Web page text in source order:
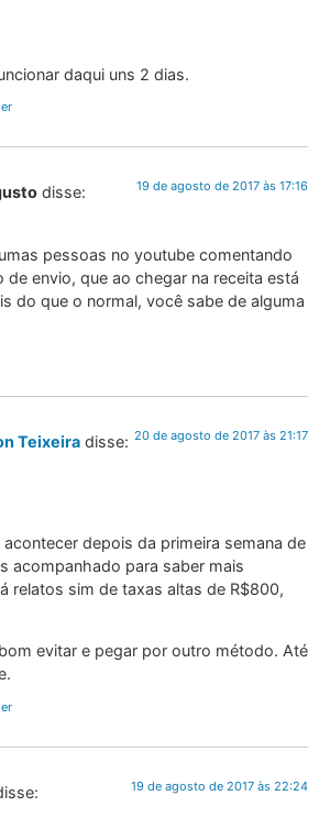
daqui uns 2 dias.
disse: 19 de agosto de 2017 às 17:16
pessoas no youtube comentando
envio, que ao chegar na receita está
do que o normal, você sabe de alguma
Teixeira disse: 20 de agosto de 2017 às 21:17
depois da primeira semana de
acompanhado para saber mais
relatos sim de taxas altas de R$800,
evitar e pegar por outro método. Até
19 de agosto de 2017 às 22:24